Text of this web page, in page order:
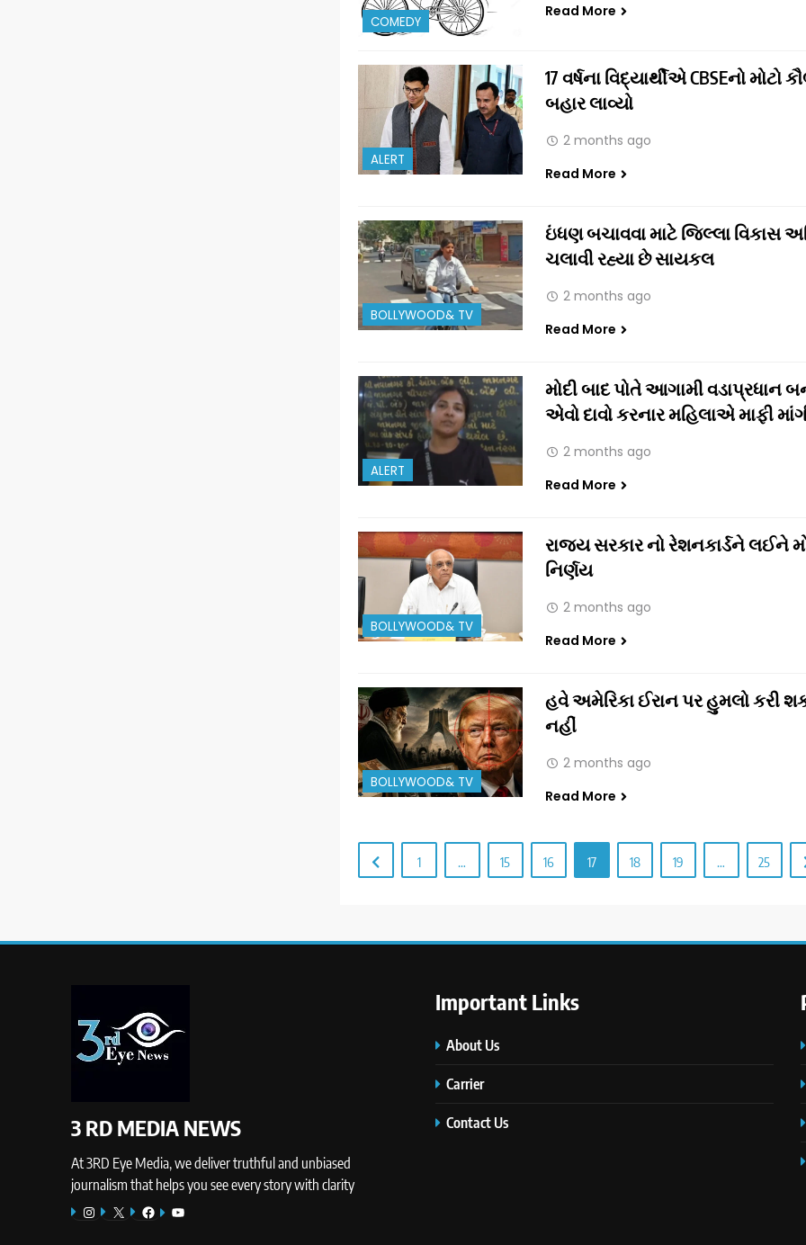
COMEDY
Read More
ALERT
17 વર્ષના વિદ્યાર્થીએ CBSEનો મોટો
બહાર લાવ્યો
2 months ago
Read More
BOLLYWOOD& TV
ઇંધણ બચાવવા માટે જિલ્લા વિકાસ
ચલાવી રહ્યા છે સાયકલ
2 months ago
Read More
ALERT
મોદી બાદ પોતે આગામી વડાપ્રધાન
એવો દાવો કરનાર મહિલાએ માફી
2 months ago
Read More
BOLLYWOOD& TV
રાજ્ય સરકાર નો રેશનકાર્ડને લઈને
નિર્ણય
2 months ago
Read More
BOLLYWOOD& TV
હવે અમેરિકા ઈરાન પર હુમલો કરી
નહીં
2 months ago
Read More
1 … 15 16 17 18 19 … 25
3 RD MEDIA NEWS
At 3RD Eye Media, we deliver truthful and unbiased
journalism that helps you see every story with clarity
Instagram
X Facebook
YouTube
Important Links
About Us
Carrier
Contact Us